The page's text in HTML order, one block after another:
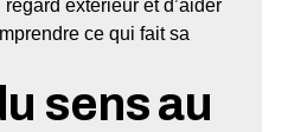
extérieur et d’aider
ce qui fait sa
sens au